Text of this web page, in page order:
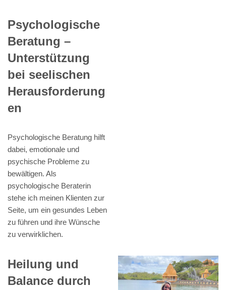
Psychologische
Beratung –
Unterstützung
bei seelischen
Herausforderung
en
Psychologische Beratung hilft
dabei, emotionale und
psychische Probleme zu
bewältigen. Als
psychologische Beraterin
stehe ich meinen Klienten zur
Seite, um ein gesundes Leben
zu führen und ihre Wünsche
zu verwirklichen.
Heilung und
Balance durch